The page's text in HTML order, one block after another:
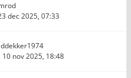
dec 2025, 07:33
10 nov 2025, 18:48